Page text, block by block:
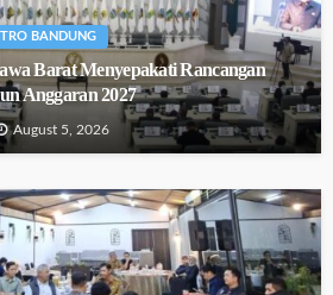
BANDUNG
Barat Menyepakati Rancangan
Anggaran 2027
August 5, 2026